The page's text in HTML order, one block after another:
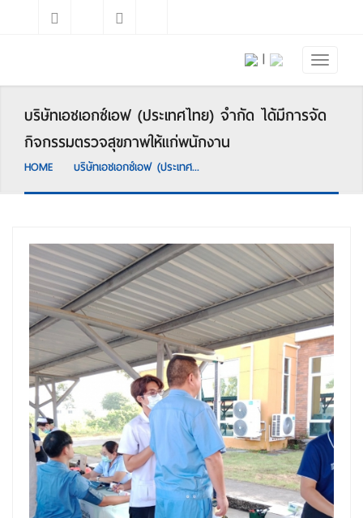
|
บริษัทเอชเอกซ์เอฟ (ประเทศไทย) จำกัด ได้มีการจัด
กิจกรรมตรวจสุขภาพให้แก่พนักงาน
HOME บริษัทเอชเอกซ์เอฟ (ประเทศ...